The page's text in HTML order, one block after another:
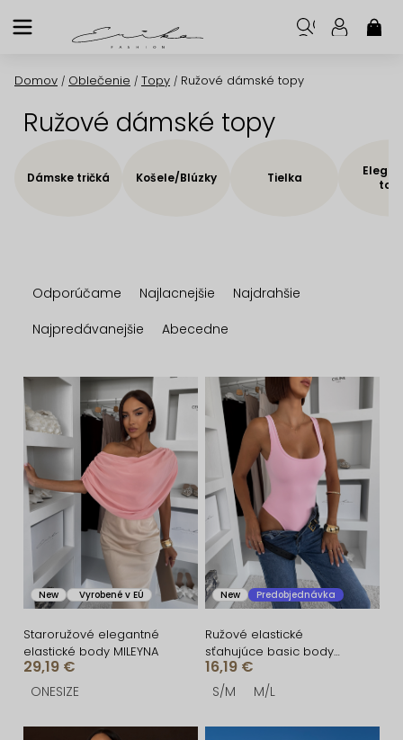
na
Domov / Oblečenie / Topy / Ružové dámské topy
Ružové dámské topy
Dámske tričká Košele/Blúzky Tielka
a
d
n
i
e
p
r
o
d
u
k
t
o
v
Odporúčame Najlacnejšie
Najdrahšie
Najpredávanejšie
Abecedne
V
ý
p
i
s
p
o
d
u
k
o
New Vyrobené v EÚ
Staroružové elegantné
elastické body MILEYNA
29,19 €
ONESIZE
New Predobjednávka
Ružové elastické
sťahujúce basic body
ELYRO
16,19 €
S/M M/L